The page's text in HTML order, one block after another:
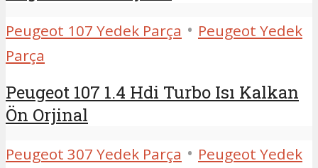
Peugeot 107 Yedek Parça • Peugeot Yedek
Parça
Peugeot 107 1.4 Hdi Turbo Isı Kalkan
Ön Orjinal
Peugeot 307 Yedek Parça • Peugeot Yedek